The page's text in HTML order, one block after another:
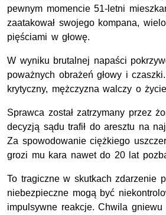
pewnym momencie 51-letni
zaatakował swojego kompana,
pięściami w głowę.
W wyniku brutalnej napaści
poważnych obrażeń głowy i
krytyczny, mężczyzna walczy o
Sprawca został zatrzymany przez
decyzją sądu trafił do aresztu na
Za spowodowanie ciężkiego
grozi mu kara nawet do 20 lat
To tragiczne w skutkach zdarzenie
niebezpieczne mogą być
impulsywne reakcje. Chwila gniewu